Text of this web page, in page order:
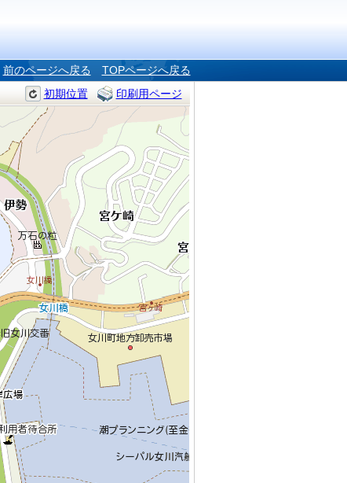
前のページへ戻る TOPページへ戻る
初期位置 印刷用ページ